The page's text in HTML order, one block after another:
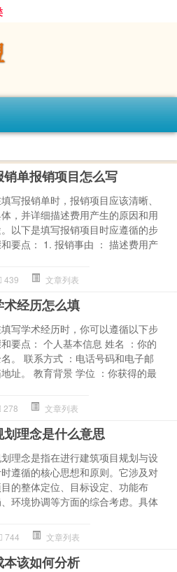
销单报销项目怎么写
写报销单时，报销项目应该清晰、
，并详细描述费用产生的原因和用
以下是填写报销项目时应遵循的步
要点： 1. 报销事由 ： 描述费用产
439 文章列表
术经历怎么填
写学术经历时，你可以遵循以下步
要点： 个人基本信息 姓名 ：你的
。 联系方式 ：电话号码和电子邮
址。 教育背景 学位 ：你获得的最
278 文章列表
划理念是什么意思
理念是指在进行建筑项目规划与设
遵循的核心思想和原则。它涉及对
的整体定位、目标设定、功能布
、环境协调等方面的综合考虑。具体
744 文章列表
本该如何分析